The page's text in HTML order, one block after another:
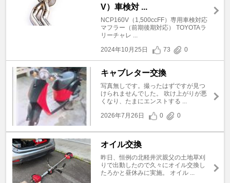
V）車検対 ...
NCP160V（1,500ccFF）専用車検対応
マフラー（前期後期対応） TOYOTAラ
リーチャレ ...
2024年10月25日
73 0
キャブレター交換
写真無しです。撮ったはずですが見つ
けられませんでした。 吹け上がりが悪
くなり、たまにエンストする ...
2026年7月26日
0 0
オイル交換
昨日、恒例の北軽井沢親父の土地草刈
りで出動したので久々にオイル交換し
たろかと昼休みに実施。 オイル ...